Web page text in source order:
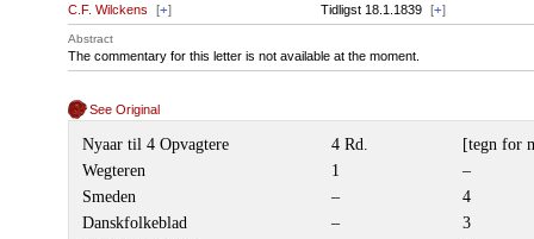
C.F. Wilckens [+] Tidligst 18.1.1839 [+]
Abstract
The commentary for this letter is not available at the moment.
See Original
Nyaar til 4 Opvagtere
Wegteren
Smeden
Danskfolkeblad
4 Rd.
1
–
–
[tegn for
–
4
3